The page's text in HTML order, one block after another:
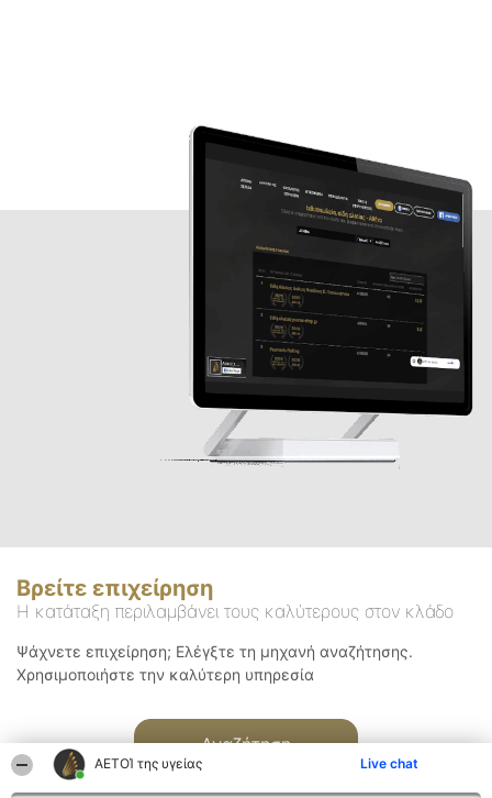
ΑΕΤΟΊ της υγείας Live chat
Βρείτε επιχείρηση
Η κατάταξη περιλαμβάνει τους καλύτερους στον κλάδο
Ψάχνετε επιχείρηση; Ελέγξτε τη μηχανή αναζήτησης.
Χρησιμοποιήστε την καλύτερη υπηρεσία
Αναζήτηση